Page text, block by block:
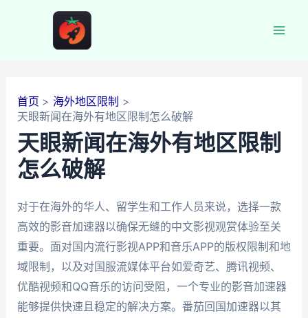
首页
海外地区限制
天眼新闻在海外有地区限制怎么破解
天眼新闻在海外有地区限制
怎么破解
对于在海外的华人、留学生和工作人员来说，选择一款
高效的影音加速器以确保无缝的中文影视观赏体验至关
重要。面对国内流行影视APP和音乐APP的版权限制和地
域限制，以及对国服流媒体平台如爱奇艺、腾讯视频、
优酷视频和QQ音乐的访问受阻，一个专业的影音加速器
能够提供快速且稳定的解决方案。番茄回国加速器以其